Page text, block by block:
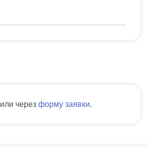
или через форму заявки.